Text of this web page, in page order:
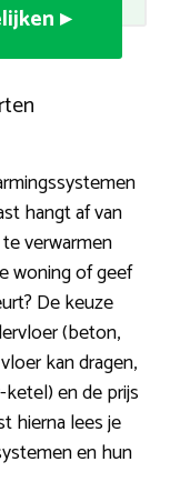
▸
hangt af van
verwarmen
woning of geef
De keuze
(beton,
kan dragen,
en de prijs
hierna lees je
en hun